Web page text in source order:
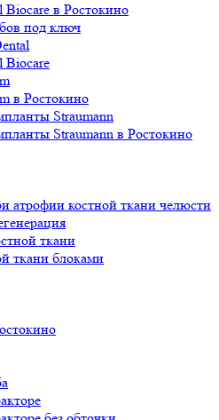
в Ростокино
под ключ
в Ростокино
Straumann
Straumann в Ростокино
атрофии костной ткани челюсти
ткани
ткани блоками